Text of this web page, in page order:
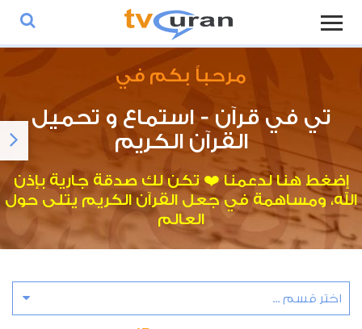
مرحباً بكم في
تي في قرآن - استماع و تحميل
القرآن الكريم
إضغط هنا لدعمنا ❤️ تكن لك صدقة جارية بإذن
الله، ومساهمة في جعل القرآن الكريم يتلى حول
العالم